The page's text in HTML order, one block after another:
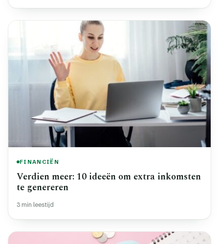
FINANCIËN
Verdien meer: 10 ideeën om extra inkomsten
te genereren
3 min leestijd